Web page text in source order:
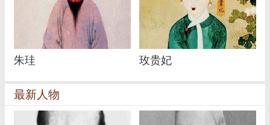
朱珪 玫贵妃
最新人物